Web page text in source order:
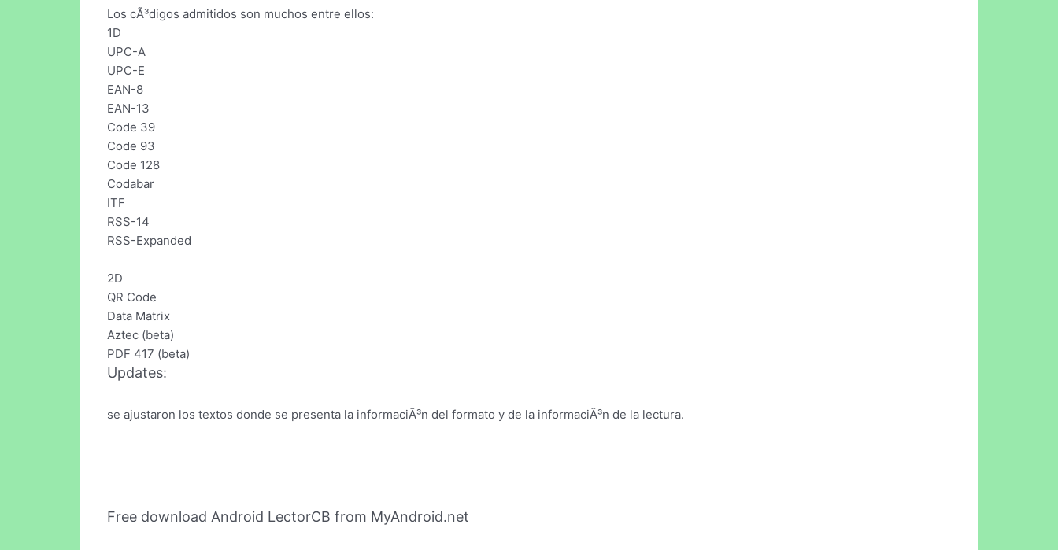
Los cÃ³digos admitidos son muchos entre ellos:
1D
UPC-A
UPC-E
EAN-8
EAN-13
Code 39
Code 93
Code 128
Codabar
ITF
RSS-14
RSS-Expanded
2D
QR Code
Data Matrix
Aztec (beta)
PDF 417 (beta)
Updates:
se ajustaron los textos donde se presenta la informaciÃ³n del formato y de la informaciÃ³n de la lectura.
Free download Android LectorCB from MyAndroid.net